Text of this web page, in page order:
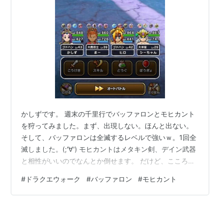
かしずです。 週末の千里行でバッファロンとモヒカント
を狩ってみました。まず、出現しない。ほんと出ない。
そして、バッファロンは全滅するレベルで強いｗ。1回全
滅しました。(;'∀') モヒカントはメタキン剣、デイン武器
と相性がいいのでなんとか倒せます。 だけど、こころの
ｗ。 以上、千里行でバファモヒを狩ってみたでした。
# ドラクエウォーク #バッファロン #モヒカント